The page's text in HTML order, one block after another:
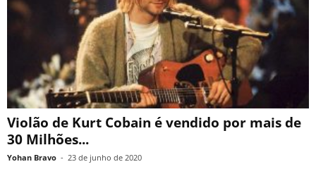
Violão de Kurt Cobain é vendido por mais de
30 Milhões...
Yohan Bravo - 23 de junho de 2020